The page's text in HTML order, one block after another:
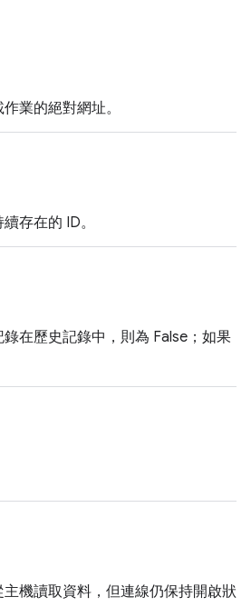
業的絕對網址。
存在的 ID。
在歷史記錄中，則為 False；如果
機讀取資料，但連線仍保持開啟狀